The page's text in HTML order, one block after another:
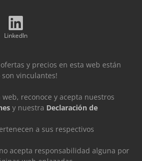
LinkedIn
y precios en esta web están
vinculantes!
reconoce y acepta nuestros
y nuestra Declaración de
a sus respectivos
acepta responsabilidad alguna por